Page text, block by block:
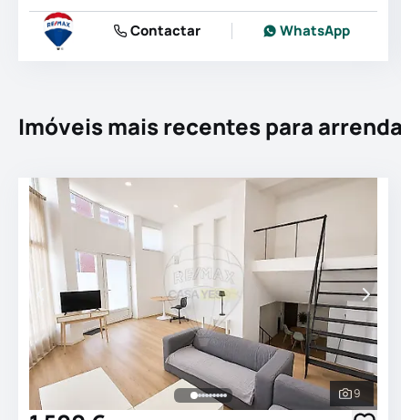
Contactar WhatsApp
Imóveis mais recentes para
Ver
9